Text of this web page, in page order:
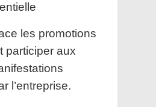
les promotions
participer aux
l’entreprise.